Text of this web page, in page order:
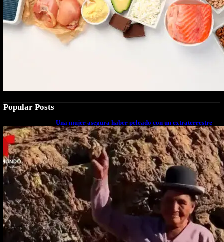
Popular Posts
Una mujer asegura haber peleado con un extraterrestre
cuerpo a cuerpo